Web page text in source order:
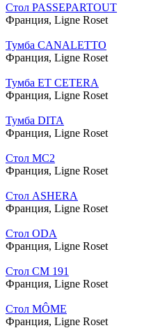
Стол PASSEPARTOUT
Франция, Ligne Roset
Тумба CANALETTO
Франция, Ligne Roset
Тумба ET CETERA
Франция, Ligne Roset
Тумба DITA
Франция, Ligne Roset
Стол MC2
Франция, Ligne Roset
Стол ASHERA
Франция, Ligne Roset
Стол ODA
Франция, Ligne Roset
Стол CM 191
Франция, Ligne Roset
Стол MÔME
Франция, Ligne Roset